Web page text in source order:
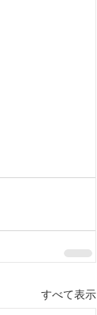
すべて表示